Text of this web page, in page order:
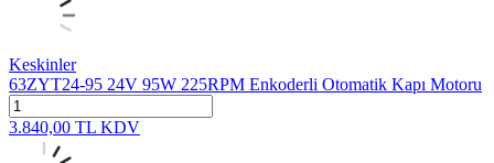
Keskinler
63ZYT24-95 24V 95W 225RPM Enkoderli Otomatik Kapı Motoru
3.840,00 TL KDV